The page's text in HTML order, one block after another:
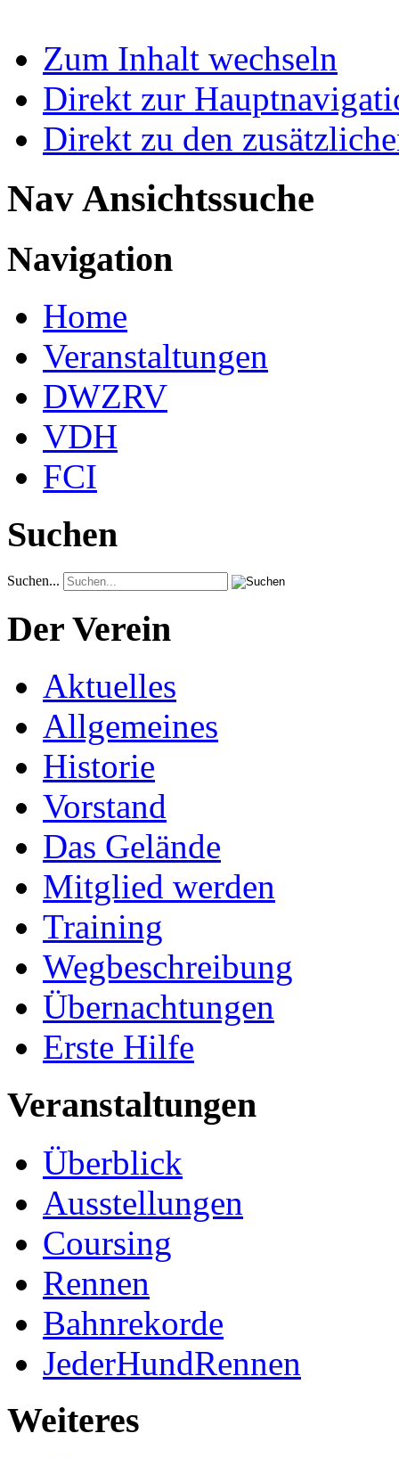
Zum Inhalt wechseln
Direkt zur
Direkt zu den
Nav Ansichtssuche
Navigation
Home
Veranstaltungen
DWZRV
VDH
FCI
Suchen
Suchen...
Der Verein
Aktuelles
Allgemeines
Historie
Vorstand
Das Gelände
Mitglied werden
Training
Wegbeschreibung
Übernachtungen
Erste Hilfe
Veranstaltungen
Überblick
Ausstellungen
Coursing
Rennen
Bahnrekorde
JederHundRennen
Weiteres